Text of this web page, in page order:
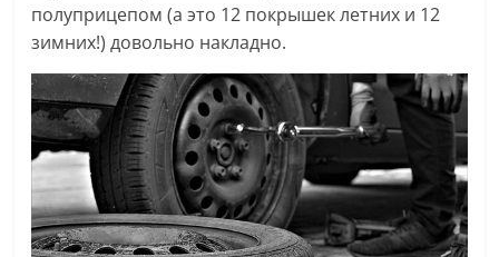
полуприцепом (а это 12 покрышек летних и 12
зимних!) довольно накладно.